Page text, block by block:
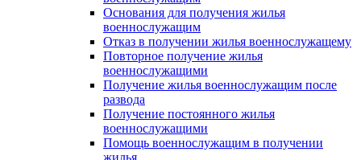
Основания для получения жилья
военнослужащим
Отказ в получении жилья военнослужащему
Повторное получение жилья
военнослужащими
Получение жилья военнослужащим после
развода
Получение постоянного жилья
военнослужащими
Помощь военнослужащим в получении
жилья